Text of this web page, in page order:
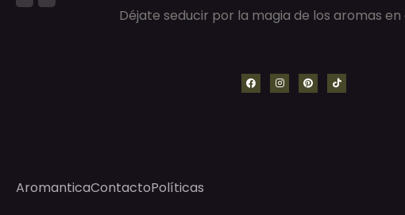
Déjate seducir por la magia de los aromas
AromanticaContactoPolíticas